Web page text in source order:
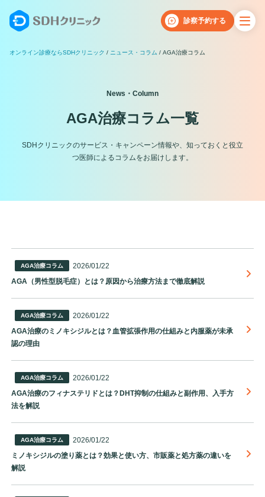
診察予約する
オンライン診療ならSDHクリニック ニュース・コラム AGA治療コラム
News・Column
AGA治療コラム一覧
SDHクリニックのサービス・キャンペーン情報や、知っておくと役立
つ医師によるコラムをお届けします。
AGA治療コラム
2026/01/22
AGA（男性型脱毛症）とは？原因から治療方法まで徹底解説
AGA治療コラム
2026/01/22
AGA治療のミノキシジルとは？血管拡張作用の仕組みと内服薬が未承
認の理由
AGA治療コラム
2026/01/22
AGA治療のフィナステリドとは？DHT抑制の仕組みと副作用、入手方
法を解説
AGA治療コラム
2026/01/22
ミノキシジルの塗り薬とは？効果と使い方、市販薬と処方薬の違いを
解説